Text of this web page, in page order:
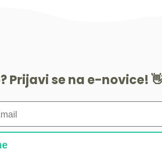
Prijavi se na e-novice!